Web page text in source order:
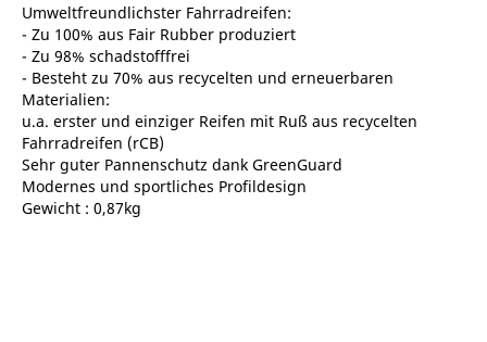
Umweltfreundlichster Fahrradreifen:
- Zu 100% aus Fair Rubber produziert
- Zu 98% schadstofffrei
- Besteht zu 70% aus recycelten und erneuerbaren
Materialien:
u.a. erster und einziger Reifen mit Ruß aus recycelten
Fahrradreifen (rCB)
Sehr guter Pannenschutz dank GreenGuard
Modernes und sportliches Profildesign
Gewicht : 0,87kg